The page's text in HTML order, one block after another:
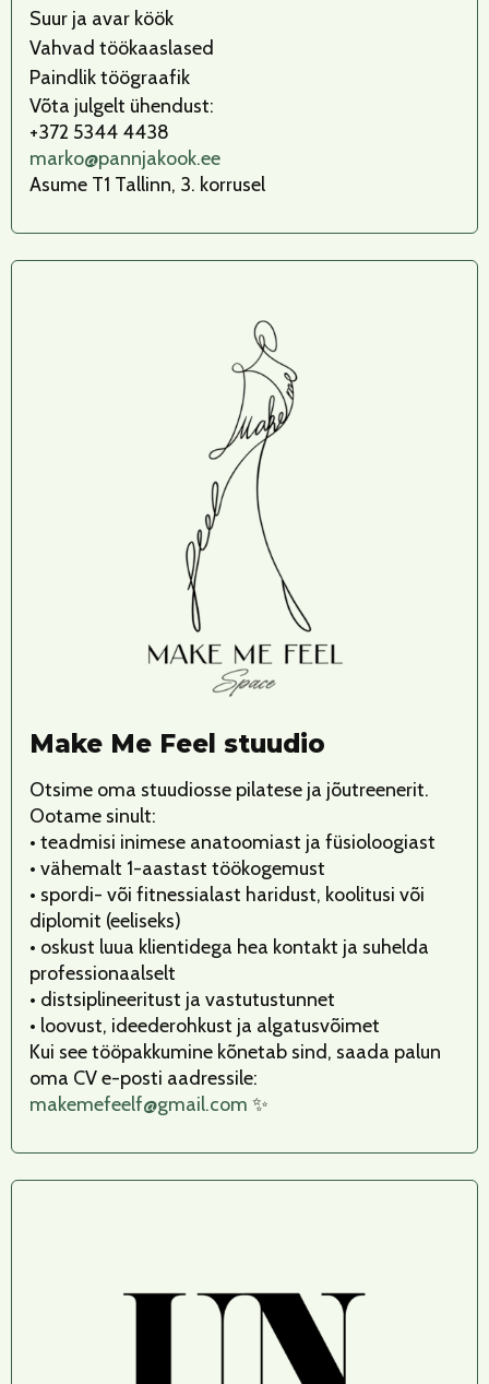
Suur ja avar köök
Vahvad töökaaslased
Paindlik töögraafik
Võta julgelt ühendust:
+372 5344 4438
marko@pannjakook.ee
Asume T1 Tallinn, 3. korrusel
Make Me Feel stuudio
Otsime oma stuudiosse pilatese ja jõutreenerit.
Ootame sinult:
• teadmisi inimese anatoomiast ja füsioloogiast
• vähemalt 1-aastast töökogemust
• spordi- või fitnessialast haridust, koolitusi või
diplomit (eeliseks)
• oskust luua klientidega hea kontakt ja suhelda
professionaalselt
• distsiplineeritust ja vastutustunnet
• loovust, ideederohkust ja algatusvõimet
Kui see tööpakkumine kõnetab sind, saada palun
oma CV e-posti aadressile:
makemefeelf@gmail.com ✨